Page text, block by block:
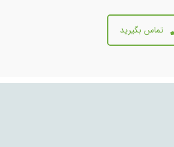
تماس بگیرید